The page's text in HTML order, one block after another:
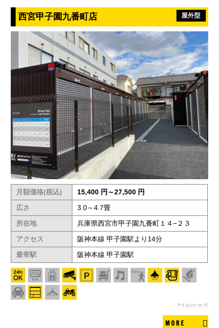
西宮甲子園九番町店 屋外型
月額価格(税込)
15,400 円～27,500 円
広さ
3.0～4.7畳
所在地
兵庫県西宮市甲子園九番町１４−２３
アクセス
阪神本線 甲子園駅より14分
最寄駅
阪神本線 甲子園駅
アイコンについて
MORE